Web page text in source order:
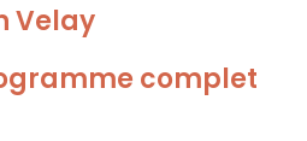
Velay
complet